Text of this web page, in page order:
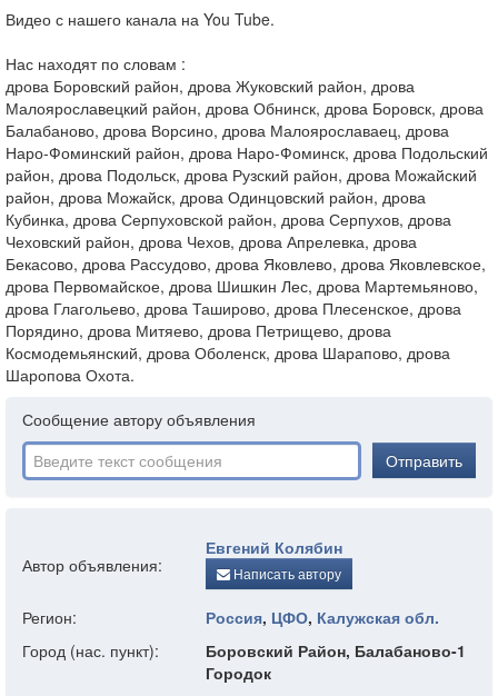
Видео с нашего канала на You Tube.
Нас находят по словам :
дрова Боровский район, дрова Жуковский район, дрова
Малоярославецкий район, дрова Обнинск, дрова Боровск, дрова
Балабаново, дрова Ворсино, дрова Малоярославаец, дрова
Наро-Фоминский район, дрова Наро-Фоминск, дрова Подольский
район, дрова Подольск, дрова Рузский район, дрова Можайский
район, дрова Можайск, дрова Одинцовский район, дрова
Кубинка, дрова Серпуховской район, дрова Серпухов, дрова
Чеховский район, дрова Чехов, дрова Апрелевка, дрова
Бекасово, дрова Рассудово, дрова Яковлево, дрова Яковлевское,
дрова Первомайское, дрова Шишкин Лес, дрова Мартемьяново,
дрова Глагольево, дрова Таширово, дрова Плесенское, дрова
Порядино, дрова Митяево, дрова Петрищево, дрова
Космодемьянский, дрова Оболенск, дрова Шарапово, дрова
Шаропова Охота.
Сообщение автору объявления
Отправить
Автор объявления:
Евгений Колябин
Написать автору
Регион: Россия, ЦФО, Калужская обл.
Город (нас. пункт):
Боровский Район, Балабаново-1
Городок